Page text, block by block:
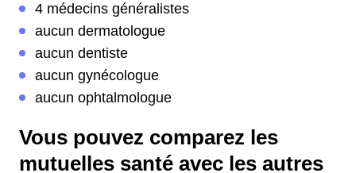
4 médecins généralistes
aucun dermatologue
aucun dentiste
aucun gynécologue
aucun ophtalmologue
Vous pouvez comparez les
mutuelles santé avec les autres